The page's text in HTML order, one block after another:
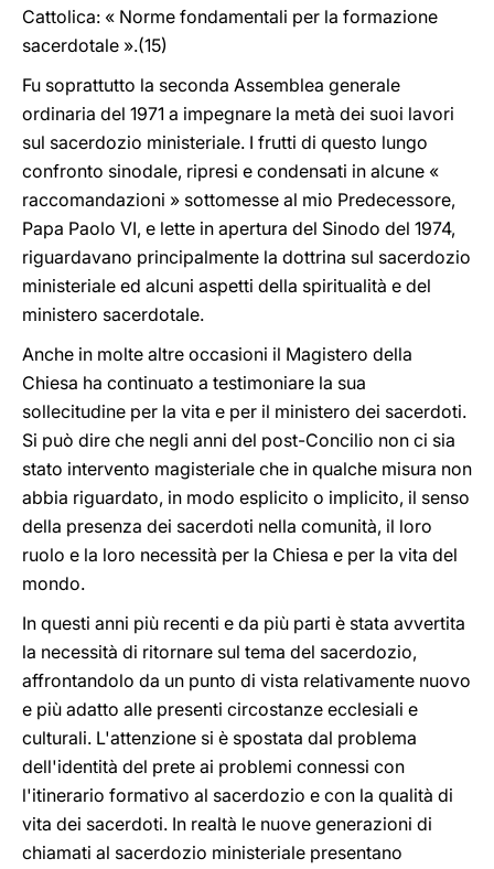
Cattolica: « Norme fondamentali per la formazione
sacerdotale ».(15)
Fu soprattutto la seconda Assemblea generale
ordinaria del 1971 a impegnare la metà dei suoi lavori
sul sacerdozio ministeriale. I frutti di questo lungo
confronto sinodale, ripresi e condensati in alcune «
raccomandazioni » sottomesse al mio Predecessore,
Papa Paolo VI, e lette in apertura del Sinodo del 1974,
riguardavano principalmente la dottrina sul sacerdozio
ministeriale ed alcuni aspetti della spiritualità e del
ministero sacerdotale.
Anche in molte altre occasioni il Magistero della
Chiesa ha continuato a testimoniare la sua
sollecitudine per la vita e per il ministero dei sacerdoti.
Si può dire che negli anni del post-Concilio non ci sia
stato intervento magisteriale che in qualche misura non
abbia riguardato, in modo esplicito o implicito, il senso
della presenza dei sacerdoti nella comunità, il loro
ruolo e la loro necessità per la Chiesa e per la vita del
mondo.
In questi anni più recenti e da più parti è stata avvertita
la necessità di ritornare sul tema del sacerdozio,
affrontandolo da un punto di vista relativamente nuovo
e più adatto alle presenti circostanze ecclesiali e
culturali. L'attenzione si è spostata dal problema
dell'identità del prete ai problemi connessi con
l'itinerario formativo al sacerdozio e con la qualità di
vita dei sacerdoti. In realtà le nuove generazioni di
chiamati al sacerdozio ministeriale presentano